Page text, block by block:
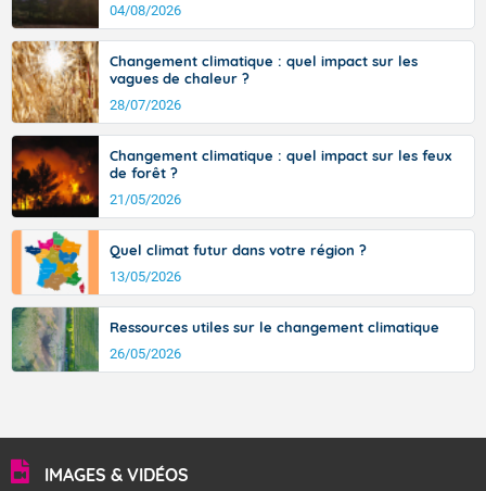
d’où provient ce vent.
04/08/2026
Changement climatique : quel impact sur les
vagues de chaleur ?
28/07/2026
Changement climatique : quel impact sur les feux
de forêt ?
21/05/2026
Quel climat futur dans votre région ?
13/05/2026
Ressources utiles sur le changement climatique
26/05/2026
IMAGES & VIDÉOS